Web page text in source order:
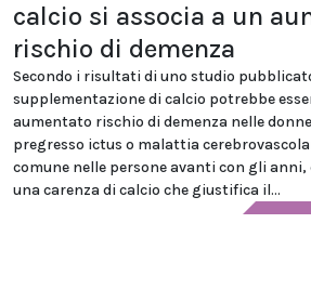
calcio si associa a un
rischio di demenza
Secondo i risultati di uno studio
supplementazione di calcio potrebbe
aumentato rischio di demenza nelle
pregresso ictus o malattia
comune nelle persone avanti con gli anni,
una carenza di calcio che giustifica il...